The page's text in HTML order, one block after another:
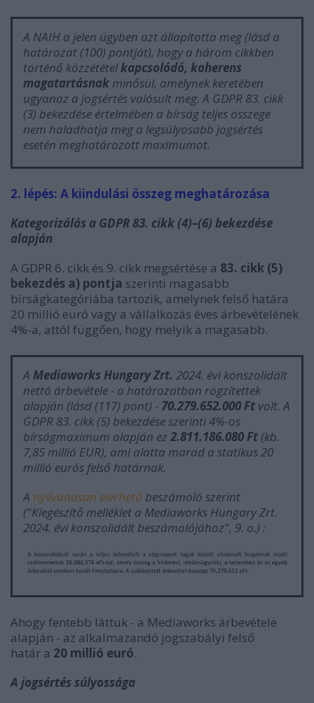
A NAIH a jelen ügyben azt állapította meg (lásd a
határozat (100) pontját), hogy a három cikkben
történő közzétételkapcsolódó, koherens
magatartásnak minősül, amelynek keretében
ugyanaz a jogsértés valósult meg. A GDPR 83. cikk
(3) bekezdése értelmében a bírság teljes összege
nem haladhatja meg a legsúlyosabb jogsértés
esetén meghatározott maximumot.
2. lépés: A kiindulási összeg meghatározása
Kategorizálás a GDPR 83. cikk (4)–(6) bekezdése
alapján
A GDPR 6. cikk és 9. cikk megsértése a 83. cikk (5)
bekezdés a) pontja szerinti magasabb
bírságkategóriába tartozik, amelynek felső határa
20 millió euró vagy a vállalkozás éves árbevételének
4%-a, attól függően, hogy melyik a magasabb.
A Mediaworks Hungary Zrt. 2024. évi konszolidált
nettó árbevétele - a határozatban rögzítettek
alapján (lásd (117) pont) - 70.279.652.000 Ft volt. A
GDPR 83. cikk (5) bekezdése szerinti 4%-os
bírságmaximum alapján ez 2.811.186.080 Ft (kb.
7,85 millió EUR), ami alatta marad a statikus 20
millió eurós felső határnak.
A nyilvánosan elérhető beszámoló szerint
("Kiegészítő melléklet a Mediaworks Hungary Zrt.
2024. évi konszolidált beszámolójához", 9. o.) :
Ahogy fentebb láttuk - a Mediaworks árbevétele
alapján - az alkalmazandó jogszabályi felső
határ a 20 millió euró.
A jogsértés súlyossága